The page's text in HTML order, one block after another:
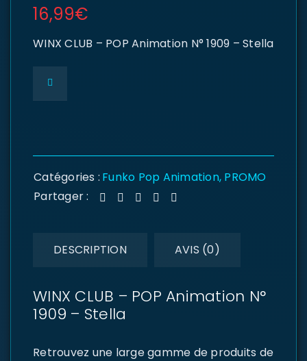
16,99€
WINX CLUB – POP Animation N° 1909 – Stella
Catégories : Funko Pop Animation, PROMO
Partager :
DESCRIPTION AVIS (0)
WINX CLUB – POP Animation N°
1909 – Stella
Retrouvez une large gamme de produits de